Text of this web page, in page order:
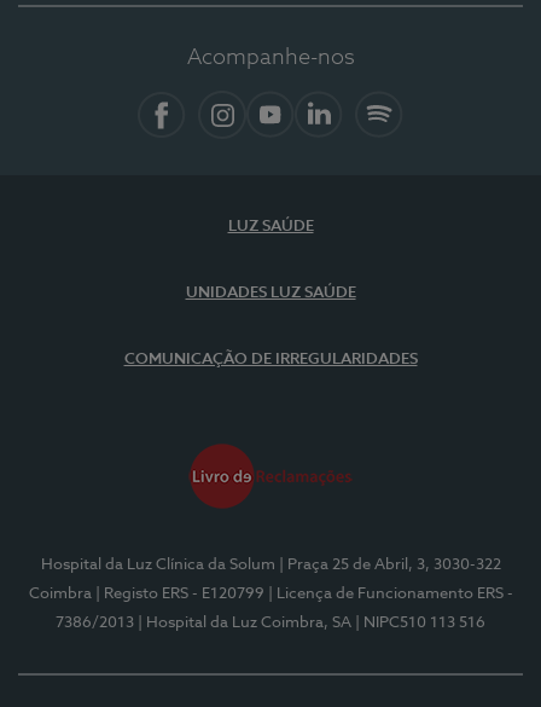
Acompanhe-nos
LUZ SAÚDE
UNIDADES LUZ SAÚDE
COMUNICAÇÃO DE IRREGULARIDADES
Hospital da Luz Clínica da Solum
| Praça 25 de Abril, 3, 3030-322
Coimbra
| Registo ERS - E120799
| Licença de Funcionamento ERS -
7386/2013
| Hospital da Luz Coimbra, SA | NIPC510 113 516